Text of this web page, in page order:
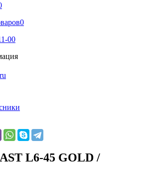
0
00
L6-45 GOLD /